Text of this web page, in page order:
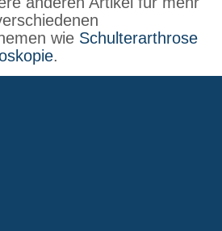
wie Schulterarthrose
.